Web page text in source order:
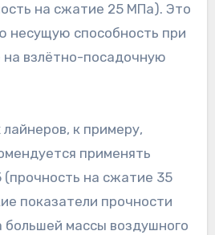
на сжатие 25 МПа). Это
несущую способность при
на взлётно-посадочную
к примеру,
применять
(прочность на сжатие 35
показатели прочности
массы воздушного